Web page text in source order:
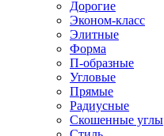
Дорогие
Эконом-класс
Элитные
Форма
П-образные
Угловые
Прямые
Радиусные
Скошенные углы